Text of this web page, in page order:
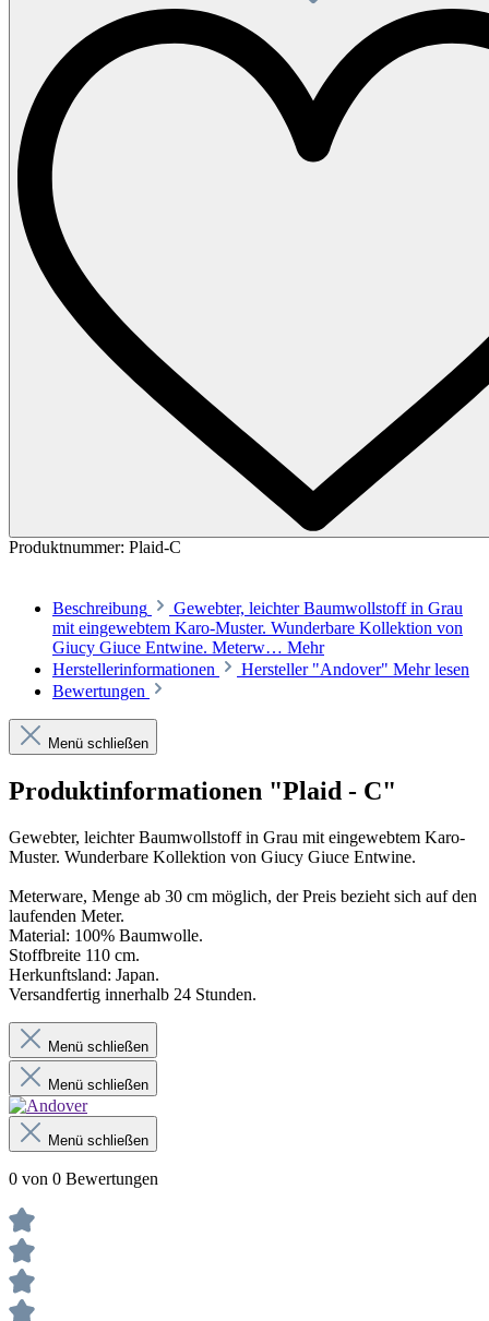
Produktnummer: Plaid-C
Beschreibung
Gewebter, leichter Baumwollstoff in Grau
mit eingewebtem Karo-Muster. Wunderbare Kollektion von
Giucy Giuce Entwine. Meterw… Mehr
Herstellerinformationen
Hersteller "Andover" Mehr lesen
Bewertungen
Menü schließen
Produktinformationen "Plaid - C"
Gewebter, leichter Baumwollstoff in Grau mit eingewebtem Karo-
Muster. Wunderbare Kollektion von Giucy Giuce Entwine.
Meterware, Menge ab 30 cm möglich, der Preis bezieht sich auf den
laufenden Meter.
Material: 100% Baumwolle.
Stoffbreite 110 cm.
Herkunftsland: Japan.
Versandfertig innerhalb 24 Stunden.
Menü schließen
Menü schließen
Menü schließen
0 von 0 Bewertungen